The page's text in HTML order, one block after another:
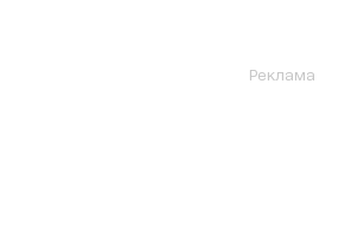
Реклама